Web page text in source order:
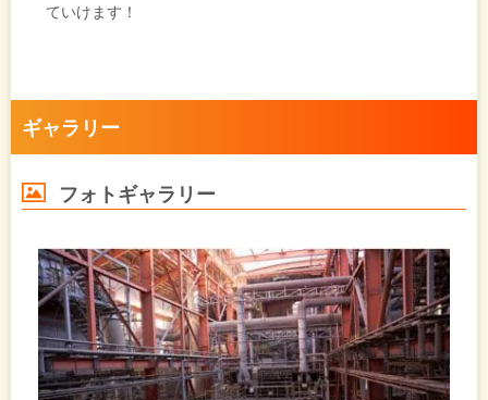
ていけます！
ギャラリー
フォトギャラリー